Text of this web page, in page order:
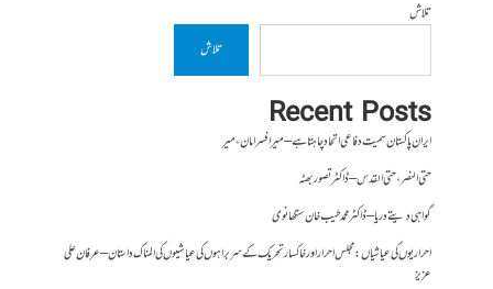
تلاش
تلاش
Recent Posts
ایران پاکستان سمیت دفاعی اتحاد چاہتا ہے – میر افسر امان،میر
حتی النصر ، حتی القدس – ڈاکٹر تصور بھٹہ
گواہی دیتے دریا – ڈاکٹر محمد طیب خان سنگھانوی
احراریوں کی عیاشیاں : مجلس احرار اور خاکسار تحریک کے سربراہوں کی عیاشیوں کی المناک داستان – عرفان علی
عزیز